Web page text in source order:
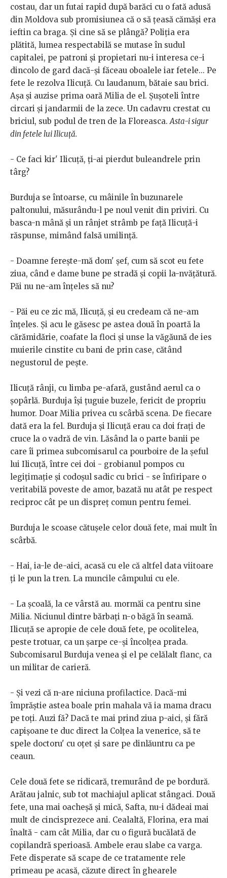
costau, dar un futai rapid după barăci cu o fată adusă
din Moldova sub promisiunea că o să țeasă cămăși era
ieftin ca braga. Și cine să se plângă? Poliția era
plătită, lumea respectabilă se mutase în sudul
capitalei, pe patroni și propietari nu-i interesa ce-i
dincolo de gard dacă-și făceau oboalele iar fetele... Pe
fete le rezolva Ilicuță. Cu laudanum, bătaie sau brici.
Așa și auzise prima oară Milia de el. Șușoteli între
circari și jandarmii de la zece. Un cadavru crestat cu
briciul, sub podul de tren de la Floreasca.Asta-i sigur
din fetele lui Ilicuță.
- Ce faci kir' Ilicuță, ți-ai pierdut buleandrele prin
târg?
Burduja se întoarse, cu mâinile în buzunarele
paltonului, măsurându-l pe noul venit din priviri. Cu
basca-n mână și un rânjet strâmb pe față Ilicuță-i
răspunse, mimând falsă umilință.
- Doamne ferește-mă dom' șef, cum să scot eu fete
ziua, când e dame bune pe stradă și copii la-nvățătură.
Păi nu ne-am înțeles să nu?
- Păi eu ce zic mă, Ilicuță, și eu credeam că ne-am
înțeles. Și acu le găsesc pe astea două în poartă la
cărămidărie, coafate la floci și unse la văgăună de ies
muierile cinstite cu bani de prin case, cătând
negustorul de pește.
Ilicuță rânji, cu limba pe-afară, gustând aerul ca o
șopârlă. Burduja își țuguie buzele, fericit de propriu
humor. Doar Milia privea cu scârbă scena. De fiecare
dată era la fel. Burduja și Ilicuță erau ca doi frați de
cruce la o vadră de vin. Lăsând la o parte banii pe
care îi primea subcomisarul ca pourboire de la șeful
lui Ilicuță, între cei doi - grobianul pompos cu
legițimație și codoșul sadic cu brici - se înfiripare o
veritabilă poveste de amor, bazată nu atât pe respect
reciproc cât pe un dispreț comun pentru femei.
Burduja le scoase cătușele celor două fete, mai mult în
scârbă.
- Hai, ia-le de-aici, acasă cu ele că altfel data viitoare
ți le pun la tren. La muncile câmpului cu ele.
- La școală, la ce vârstă au. mormăi ca pentru sine
Milia. Niciunul dintre bărbați n-o băgă în seamă.
Ilicuță se apropie de cele două fete, pe ocolitelea,
peste trotuar, ca un șarpe ce-și încolțea prada.
Subcomisarul Burduja venea și el pe celălalt flanc, ca
un militar de carieră.
- Și vezi că n-are niciuna profilactice. Dacă-mi
împrăștie astea boale prin mahala vă ia mama dracu
pe toți. Auzi fă? Dacă te mai prind ziua p-aici, și fără
capișoane te duc direct la Colțea la venerice, să te
spele doctoru' cu oțet și sare pe dinlăuntru ca pe
ceaun.
Cele două fete se ridicară, tremurând de pe bordură.
Arătau jalnic, sub tot machiajul aplicat stângaci. Două
fete, una mai oacheșă și mică, Safta, nu-i dădeai mai
mult de cincisprezece ani. Cealaltă, Florina, era mai
înaltă - cam cât Milia, dar cu o figură bucălată de
copilandră sperioasă. Ambele erau slabe ca varga.
Fete disperate să scape de ce tratamente rele
primeau pe acasă, căzute direct în ghearele